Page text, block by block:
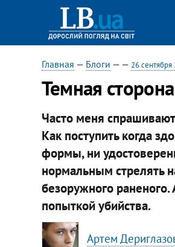
Главная — Блоги — — 26 сентября
Темная
Часто меня
Как поступить когда
формы, ни
нормальным стрелять
безоружного
попыткой убийства.
Артем